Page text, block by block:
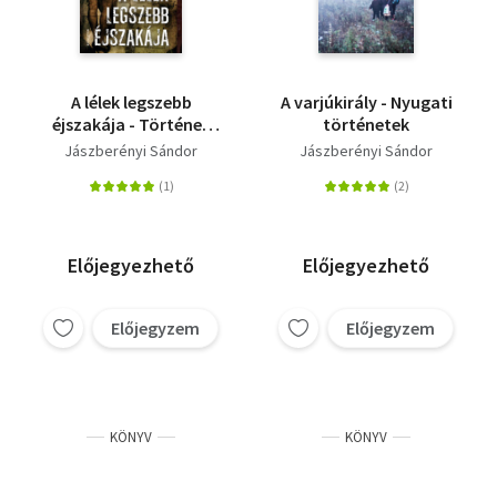
A lélek legszebb
éjszakája - Történet
álmatlanságról és
Jászberényi Sándor
Előjegyezhető
Előjegyzem
A varjúkirály - Nyugati
történetek
Jászberényi Sándor
Előjegyezhető
Előjegyzem
KÖNYV KÖNYV